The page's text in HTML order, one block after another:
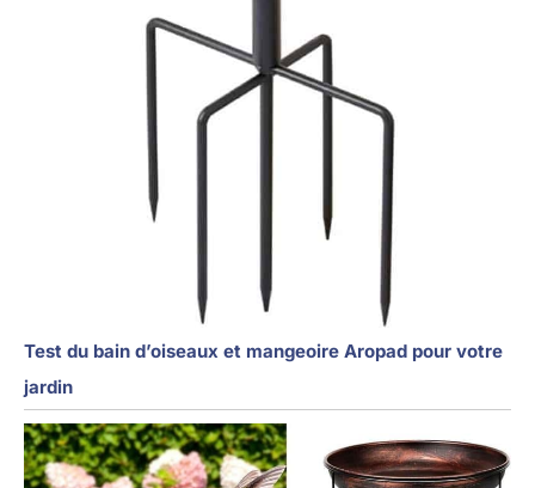
Test du bain d’oiseaux et mangeoire Aropad pour votre
jardin